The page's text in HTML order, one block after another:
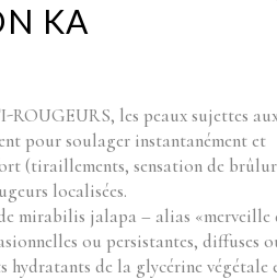
Aucun produit
KA
les peaux sujettes
pour soulager instantanément et
(tiraillements, sensation de
localisées.
mirabilis jalapa – alias «merveille
ou persistantes, diffuses
hydratants de la glycérine végétale